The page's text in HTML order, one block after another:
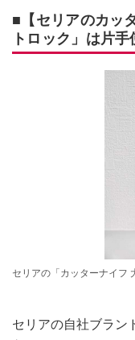
■【セリアのカッ
トロック」は片手
セリアの「カッターナイフ
セリアの自社ブラン